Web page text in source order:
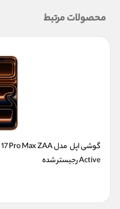
محصولات مرتبط
Active رجیستر شده